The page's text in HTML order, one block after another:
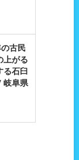
の古民
上がる
る石臼
岐阜県